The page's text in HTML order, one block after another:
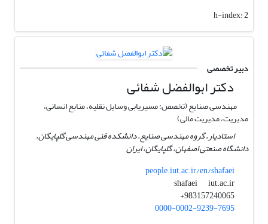
h-index:2
دبیر تخصصی
دکتر ابوالفضل شفائی
مهندسی صنایع (تخصص: مسیریابی وسایل نقلیه، منابع انسانی،
مدیریت، مدیریت مالی)
استادیار، گروه مهندسی صنایع، دانشکده فنی مهندسی گلپایگان،
دانشگاه صنعتی اصفهان، گلپایگان، ایران
people.iut.ac.ir/en/shafaei
shafaei
iut.ac.ir
983157240065+
0000-0002-9239-7695